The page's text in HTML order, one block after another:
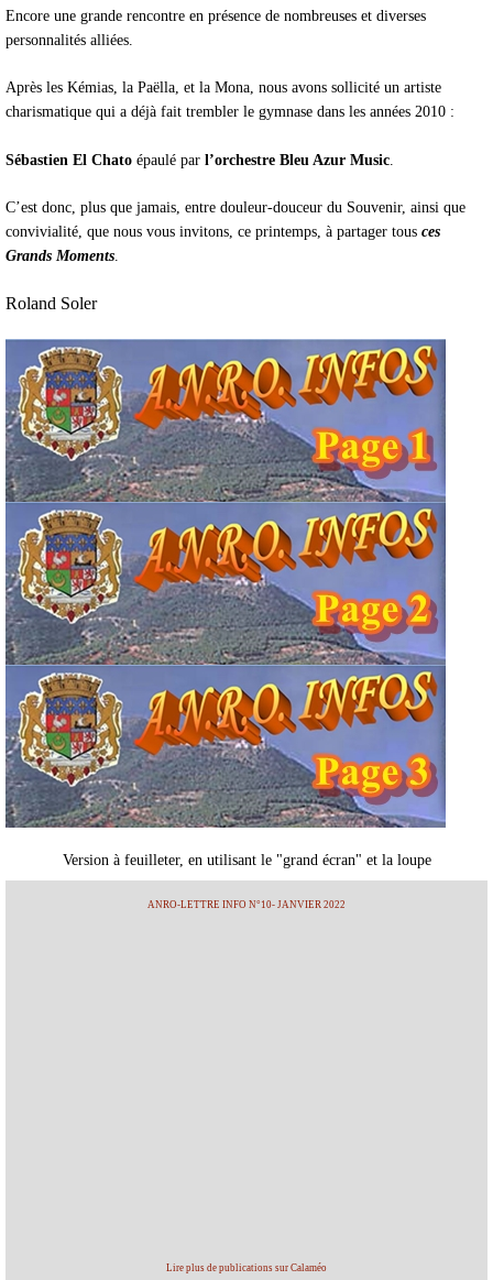
Encore une grande rencontre en présence de nombreuses et diverses
personnalités alliées.
Après les Kémias, la Paëlla, et la Mona, nous avons sollicité un artiste
charismatique qui a déjà fait trembler le gymnase dans les années 2010 :
Sébastien El Chato épaulé par l’orchestre Bleu Azur Music
C’est donc, plus que jamais, entre douleur-douceur du Souvenir, ainsi que
convivialité, que nous vous invitons, ce printemps, à partager tous ces
Grands Moments.
Roland Soler
Version à feuilleter, en utilisant le "grand écran" et la loupe
ANRO-LETTRE INFO N°10- JANVIER 2022
Lire plus de publications sur Calaméo